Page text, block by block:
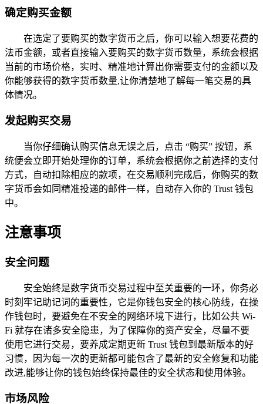
确定购买金额
在选定了要购买的数字货币之后，你可以输入想要花费的
法币金额，或者直接输入要购买的数字货币数量，系统会根据
当前的市场价格，实时、精准地计算出你需要支付的金额以及
你能够获得的数字货币数量,让你清楚地了解每一笔交易的具
体情况。
发起购买交易
当你仔细确认购买信息无误之后，点击 “购买” 按钮，系
统便会立即开始处理你的订单，系统会根据你之前选择的支付
方式，自动扣除相应的款项，在交易顺利完成后，你购买的数
字货币会如同精准投递的邮件一样，自动存入你的 Trust 钱包
中。
注意事项
安全问题
安全始终是数字货币交易过程中至关重要的一环，你务必
时刻牢记助记词的重要性，它是你钱包安全的核心防线，在操
作钱包时，要避免在不安全的网络环境下进行，比如公共 Wi-
Fi 就存在诸多安全隐患，为了保障你的资产安全，尽量不要
使用它进行交易，要养成定期更新 Trust 钱包到最新版本的好
习惯，因为每一次的更新都可能包含了最新的安全修复和功能
改进,能够让你的钱包始终保持最佳的安全状态和使用体验。
市场风险